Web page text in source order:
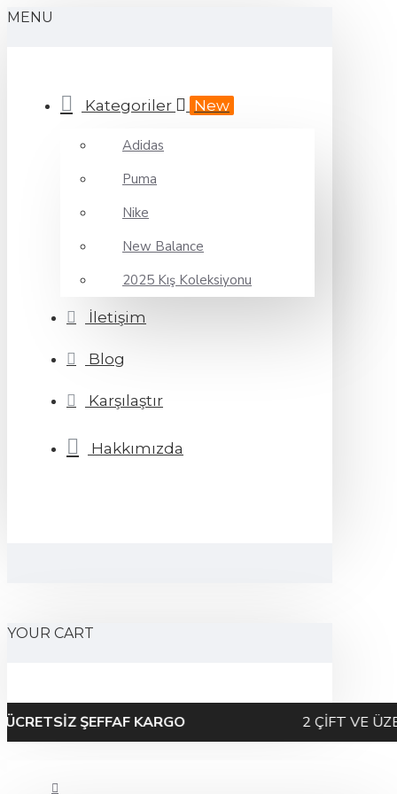
MENU
Kategoriler New
Adidas
Puma
Nike
New Balance
2025 Kış Koleksiyonu
İletişim
Blog
Karşılaştır
Hakkımızda
YOUR CART
ŞEFFAF KARGO 2 ÇİFT VE ÜZERİ